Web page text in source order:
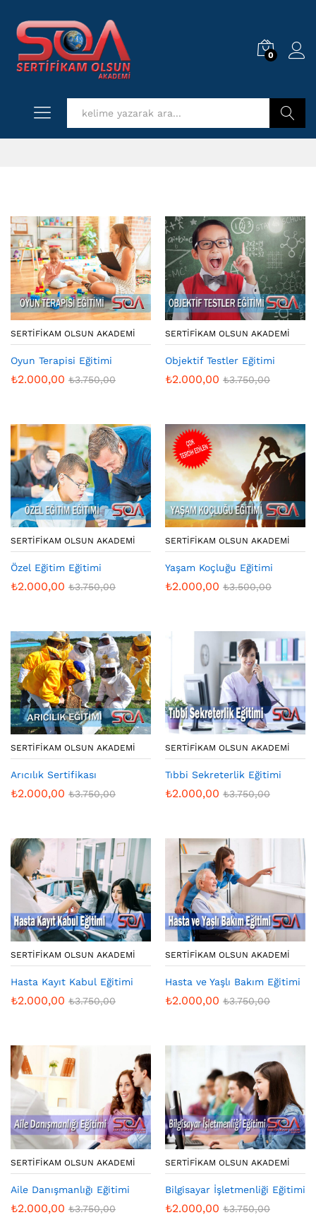
0
SERTIFIKAM OLSUN AKADEMI
Oyun Terapisi Eğitimi
₺2.000,00 ₺3.750,00
SERTIFIKAM OLSUN AKADEMI
Objektif Testler Eğitimi
₺2.000,00 ₺3.750,00
SERTIFIKAM OLSUN AKADEMI
Özel Eğitim Eğitimi
₺2.000,00 ₺3.750,00
SERTIFIKAM OLSUN AKADEMI
Yaşam Koçluğu Eğitimi
₺2.000,00 ₺3.500,00
SERTIFIKAM OLSUN AKADEMI
Arıcılık Sertifikası
₺2.000,00 ₺3.750,00
SERTIFIKAM OLSUN AKADEMI
Tıbbi Sekreterlik Eğitimi
₺2.000,00 ₺3.750,00
SERTIFIKAM OLSUN AKADEMI
Hasta Kayıt Kabul Eğitimi
₺2.000,00 ₺3.750,00
SERTIFIKAM OLSUN AKADEMI
Hasta ve Yaşlı Bakım Eğitimi
₺2.000,00 ₺3.750,00
SERTIFIKAM OLSUN AKADEMI
Aile Danışmanlığı Eğitimi
₺2.000,00 ₺3.750,00
SERTIFIKAM OLSUN AKADEMI
Bilgisayar İşletmenliği Eğitimi
₺2.000,00 ₺3.750,00